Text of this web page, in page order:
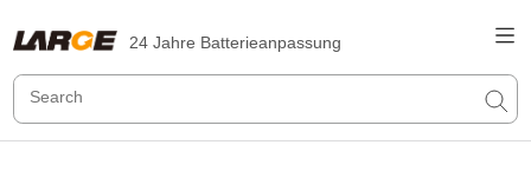
24 Jahre Batterieanpassung